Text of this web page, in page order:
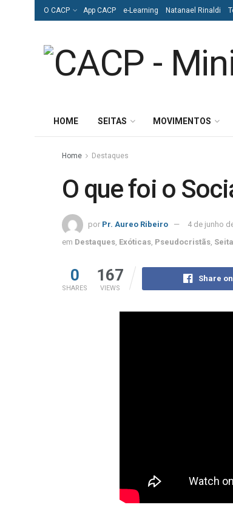
O CACP App CACP e-Learning Natanael Rinaldi
HOME SEITAS MOVIMENTOS
Home Destaques
O que foi o
por Pr. Aureo Ribeiro
4 de junho
em Destaques Exóticas Pseudocristãs
0
SHARES
167
VIEWS
Share